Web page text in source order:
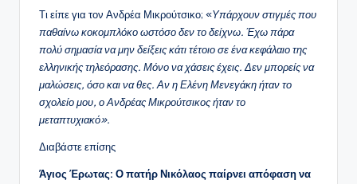
Τι είπε για τον Ανδρέα Μικρούτσικο; «Υπάρχουν στιγμές που
παθαίνω κοκομπλόκο ωστόσο δεν το δείχνω. Έχω πάρα
πολύ σημασία να μην δείξεις κάτι τέτοιο σε ένα κεφάλαιο της
ελληνικής τηλεόρασης. Μόνο να χάσεις έχεις. Δεν μπορείς να
μαλώσεις, όσο και να θες. Αν η Ελένη Μενεγάκη ήταν το
σχολείο μου, ο Ανδρέας Μικρούτσικος ήταν το
μεταπτυχιακό».
Διαβάστε επίσης
Άγιος Έρωτας: Ο πατήρ Νικόλαος παίρνει απόφαση να